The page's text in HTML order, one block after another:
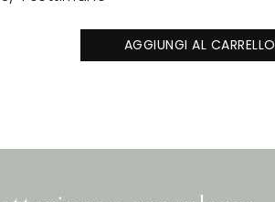
AGGIUNGI AL CARRELLO